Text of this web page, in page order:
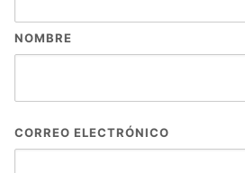
NOMBRE
CORREO ELECTRÓNICO